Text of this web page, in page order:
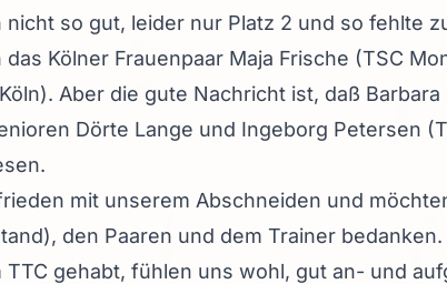
nicht so gut, leider nur Platz 2 und so fehlte
Kölner Frauenpaar Maja Frische (TSC
Aber die gute Nachricht ist, daß Barbara
Dörte Lange und Ingeborg Petersen
mit unserem Abschneiden und
den Paaren und dem Trainer
TTC gehabt, fühlen uns wohl, gut an- und